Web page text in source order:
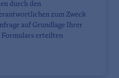
durch den
zum Zweck
auf Grundlage Ihrer
Formulars erteilten